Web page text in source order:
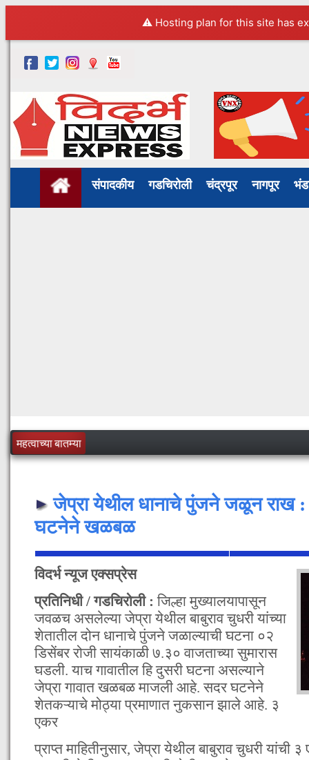
⚠️ Hosting plan for this site has
संपादकीय गडचिरोली चंद्रपूर नागपूर
महत्वाच्या बातम्या
जेप्रा येथील धानाचे पुंजने जळून राख :
घटनेने खळबळ
विदर्भ न्यूज एक्सप्रेस
प्रतिनिधी / गडचिरोली :जिल्हा मुख्यालयापासून
जवळच असलेल्या जेप्रा येथील बाबुराव चुधरी यांच्या
शेतातील दोन धानाचे पुंजने जळाल्याची घटना ०२
डिसेंबर रोजी सायंकाळी ७.३० वाजताच्या सुमारास
घडली. याच गावातील हि दुसरी घटना असल्याने
जेप्रा गावात खळबळ माजली आहे. सदर घटनेने
शेतकऱ्याचे मोठ्या प्रमाणात नुकसान झाले आहे. ३
एकर
प्राप्त माहितीनुसार, जेप्रा येथील बाबुराव चुधरी